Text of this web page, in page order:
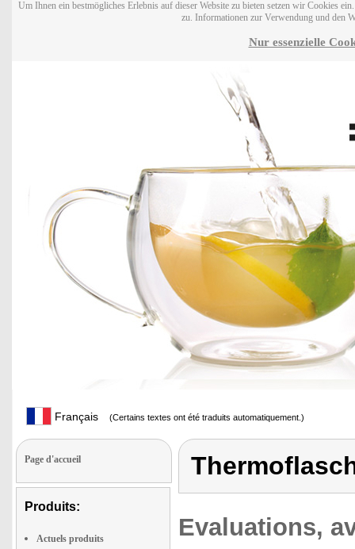
Um Ihnen ein bestmögliches Erlebnis auf dieser Website zu bieten setzen wir Cookies
zu. Informationen zur Verwendung und den
Nur essenzielle
Français (Certains textes ont été traduits automatiquement.)
Page d'accueil
Produits:
Actuels produits
Evaluations,